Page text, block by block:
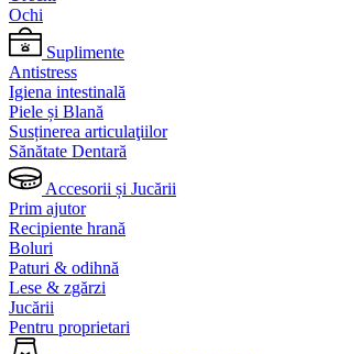
Ochi
Suplimente
Antistress
Igiena intestinală
Piele și Blană
Susținerea articulaţiilor
Sănătate Dentară
Accesorii și Jucării
Prim ajutor
Recipiente hrană
Boluri
Paturi & odihnă
Lese & zgărzi
Jucării
Pentru proprietari